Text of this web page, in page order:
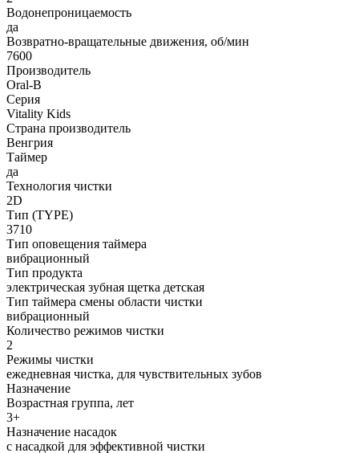
Водонепроницаемость
да
Возвратно-вращательные движения, об/мин
7600
Производитель
Oral-B
Серия
Vitality Kids
Страна производитель
Венгрия
Таймер
да
Технология чистки
2D
Тип (TYPE)
3710
Тип оповещения таймера
вибрационный
Тип продукта
электрическая зубная щетка детская
Тип таймера смены области чистки
вибрационный
Количество режимов чистки
2
Режимы чистки
ежедневная чистка, для чувствительных зубов
Назначение
Возрастная группа, лет
3+
Назначение насадок
с насадкой для эффективной чистки